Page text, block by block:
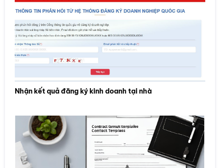
Nhận kết quả đăng ký kinh doanh tại nhà